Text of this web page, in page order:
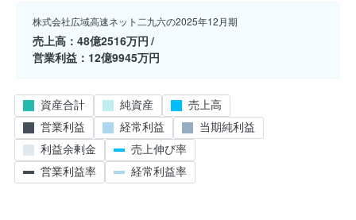
株式会社広域高速ネット二九六の2025年12月期
売上高
48億2516万円
営業利益
12億9945万円
資産合計 純資産
売上高
営業利益
経常利益
当期純利益
利益余剰金
売上伸び率
営業利益率
経常利益率